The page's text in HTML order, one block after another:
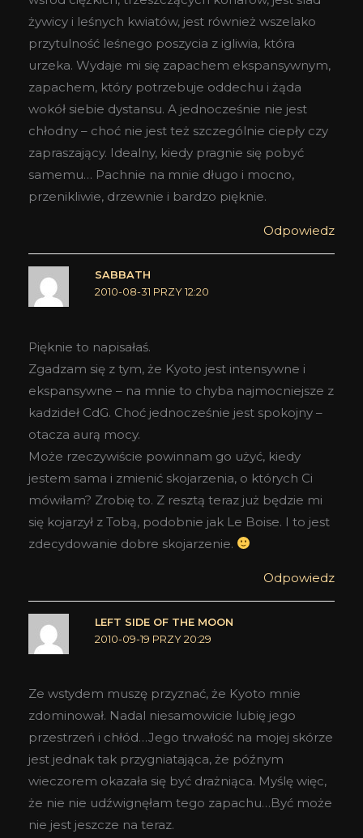
żywicy i leśnych kwiatów, jest również wszelako
przytulność leśnego poszycia z igliwia, która
urzeka. Wydaje mi się zapachem ekspansywnym,
zapachem, który potrzebuje oddechu i żąda
wokół siebie dystansu. A jednocześnie nie jest
chłodny – choć nie jest też szczególnie ciepły czy
zapraszający. Idealny, kiedy pragnie się pobyć
samemu… Pachnie na mnie długo i mocno,
przenikliwie, drzewnie i bardzo pięknie.
Odpowiedz
SABBATH
2010-08-31 PRZY 12:20
Pięknie to napisałaś.
Zgadzam się z tym, że Kyoto jest intensywne i
ekspansywne – na mnie to chyba najmocniejsze z
kadzideł CdG. Choć jednocześnie jest spokojny –
otacza aurą mocy.
Może rzeczywiście powinnam go użyć, kiedy
jestem sama i zmienić skojarzenia, o których Ci
mówiłam? Zrobię to. Z resztą teraz już będzie mi
się kojarzył z Tobą, podobnie jak Le Boise. I to jest
zdecydowanie dobre skojarzenie.
Odpowiedz
LEFT SIDE OF THE MOON
2010-09-19 PRZY 20:29
Ze wstydem muszę przyznać, że Kyoto mnie
zdominował. Nadal niesamowicie lubię jego
przestrzeń i chłód…Jego trwałość na mojej skórze
jest jednak tak przygniatająca, że późnym
wieczorem okazała się być drażniąca. Myślę więc,
że nie nie udźwignęłam tego zapachu…Być może
nie jest jeszcze na teraz.